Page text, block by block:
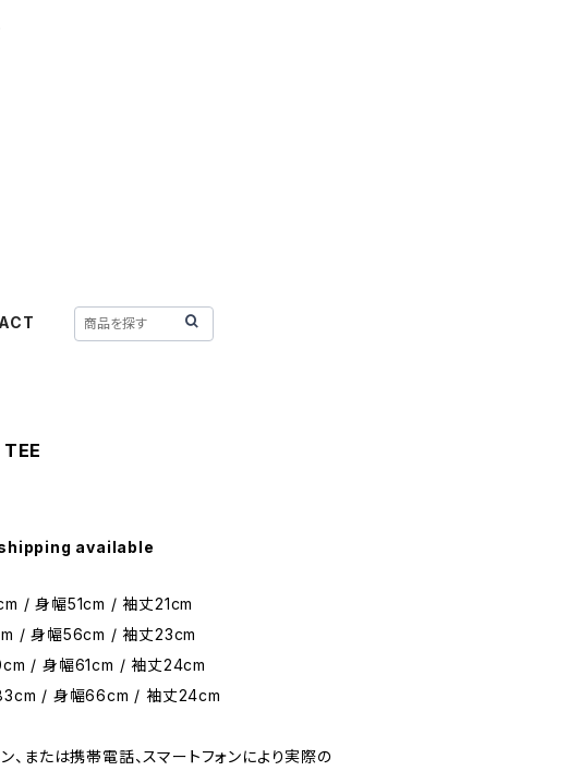
available
/ 身幅51cm / 袖丈21cm
/ 身幅56cm / 袖丈23cm
/ 身幅61cm / 袖丈24cm
/ 身幅66cm / 袖丈24cm
、または携帯電話、スマートフォンにより実際の